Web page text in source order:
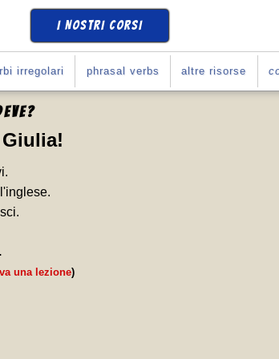
I NOSTRI CORSI
irregolari phrasal verbs altre risorse
?
!
una lezione)